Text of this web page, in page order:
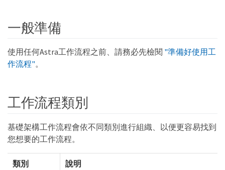
一般準備
使用任何Astra工作流程之前、請務必先檢閱 "準備好使用工
作流程"。
工作流程類別
基礎架構工作流程會依不同類別進行組織、以便更容易找到
您想要的工作流程。
類別 說明